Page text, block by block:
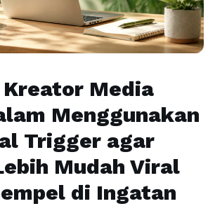
Media
Menggunakan
Trigger agar
Mudah Viral
di Ingatan